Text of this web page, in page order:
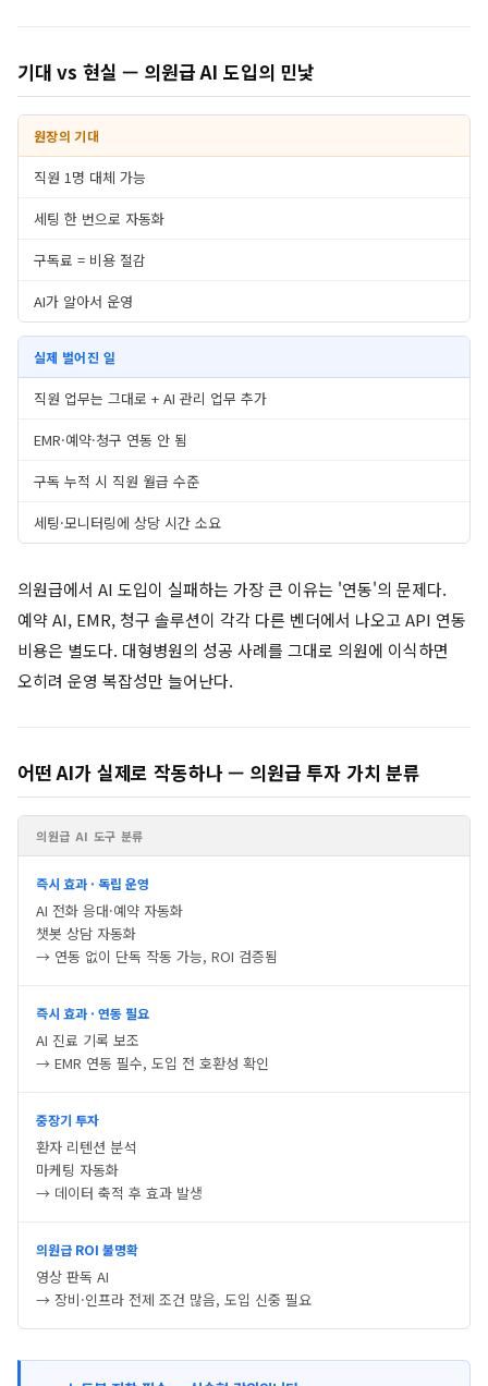
기대 vs 현실 — 의원급 AI 도입의 민낯
원장의 기대
직원 1명 대체 가능
세팅 한 번으로 자동화
구독료 = 비용 절감
AI가 알아서 운영
실제 벌어진 일
직원 업무는 그대로 + AI 관리 업무 추가
EMR·예약·청구 연동 안 됨
구독 누적 시 직원 월급 수준
세팅·모니터링에 상당 시간 소요
의원급에서 AI 도입이 실패하는 가장 큰 이유는 '연동'의 문제다.
예약 AI, EMR, 청구 솔루션이 각각 다른 벤더에서 나오고 API 연동
비용은 별도다. 대형병원의 성공 사례를 그대로 의원에 이식하면
오히려 운영 복잡성만 늘어난다.
어떤 AI가 실제로 작동하나 — 의원급 투자 가치 분류
의원급 AI 도구 분류
즉시 효과 · 독립 운영
AI 전화 응대·예약 자동화
챗봇 상담 자동화
→ 연동 없이 단독 작동 가능, ROI 검증됨
즉시 효과 · 연동 필요
AI 진료 기록 보조
→ EMR 연동 필수, 도입 전 호환성 확인
중장기 투자
환자 리텐션 분석
마케팅 자동화
→ 데이터 축적 후 효과 발생
의원급 ROI 불명확
영상 판독 AI
→ 장비·인프라 전제 조건 많음, 도입 신중 필요